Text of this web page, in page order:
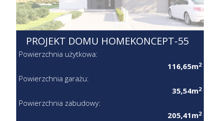
PROJEKT DOMU HOMEKONCEPT-55
Powierzchnia użytkowa:
116,65m2
Powierzchnia garażu:
35,54m2
Powierzchnia zabudowy:
205,41m2